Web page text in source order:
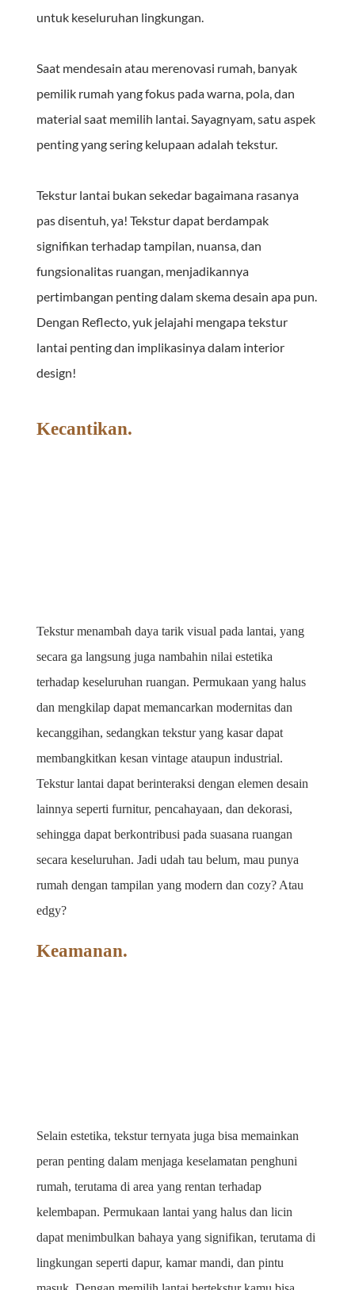
untuk keseluruhan lingkungan.
Saat mendesain atau merenovasi rumah, banyak
pemilik rumah yang fokus pada warna, pola, dan
material saat memilih lantai. Sayagnyam, satu aspek
penting yang sering kelupaan adalah tekstur.
Tekstur lantai bukan sekedar bagaimana rasanya
pas disentuh, ya! Tekstur dapat berdampak
signifikan terhadap tampilan, nuansa, dan
fungsionalitas ruangan, menjadikannya
pertimbangan penting dalam skema desain apa pun.
Dengan Reflecto, yuk jelajahi mengapa tekstur
lantai penting dan implikasinya dalam interior
design!
Kecantikan.
Tekstur menambah daya tarik visual pada lantai, yang
secara ga langsung juga nambahin nilai estetika
terhadap keseluruhan ruangan. Permukaan yang halus
dan mengkilap dapat memancarkan modernitas dan
kecanggihan, sedangkan tekstur yang kasar dapat
membangkitkan kesan vintage ataupun industrial.
Tekstur lantai dapat berinteraksi dengan elemen desain
lainnya seperti furnitur, pencahayaan, dan dekorasi,
sehingga dapat berkontribusi pada suasana ruangan
secara keseluruhan. Jadi udah tau belum, mau punya
rumah dengan tampilan yang modern dan cozy? Atau
edgy?
Keamanan.
Selain estetika, tekstur ternyata juga bisa memainkan
peran penting dalam menjaga keselamatan penghuni
rumah, terutama di area yang rentan terhadap
kelembapan. Permukaan lantai yang halus dan licin
dapat menimbulkan bahaya yang signifikan, terutama di
lingkungan seperti dapur, kamar mandi, dan pintu